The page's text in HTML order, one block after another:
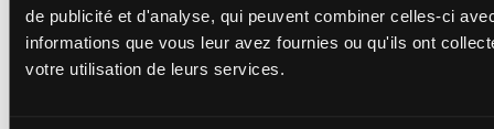
de publicité et d'analyse, qui peuvent combiner celles-ci
informations que vous leur avez fournies ou qu'ils ont
votre utilisation de leurs services.
INDYDARCHE
Cueff L.-Curens
G.
1'13"0